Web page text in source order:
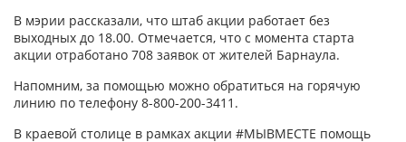
В мэрии рассказали, что штаб акции работает без
выходных до 18.00. Отмечается, что с момента старта
акции отработано 708 заявок от жителей Барнаула.
Напомним, за помощью можно обратиться на горячую
линию по телефону 8-800-200-3411.
В краевой столице в рамках акции #МЫВМЕСТЕ помощь